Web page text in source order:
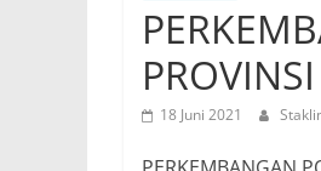
BMKG
Sumatera
Selatan
18 Juni 2021